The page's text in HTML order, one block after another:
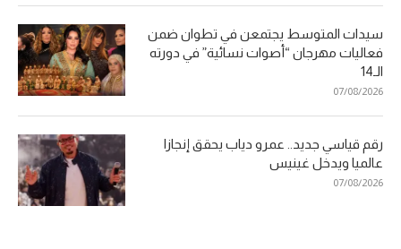
سيدات المتوسط يجتمعن في تطوان ضمن
فعاليات مهرجان “أصوات نسائية” في دورته
الـ14
07/08/2026
رقم قياسي جديد.. عمرو دياب يحقق إنجازا
عالميا ويدخل غينيس
07/08/2026